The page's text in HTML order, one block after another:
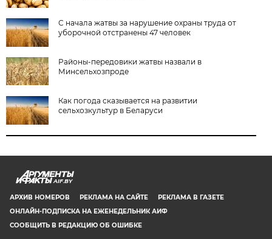
С начала жатвы за нарушение охраны труда от
уборочной отстранены 47 человек
Районы-передовики жатвы назвали в
Минсельхозпроде
Как погода сказывается на развитии
сельхозкультур в Беларуси
AIF.BY
АРХИВ НОМЕРОВ РЕКЛАМА НА САЙТЕ
РЕКЛАМА В ГАЗЕТЕ
ОНЛАЙН-ПОДПИСКА НА ЕЖЕНЕДЕЛЬНИК АИФ
СООБЩИТЬ В РЕДАКЦИЮ ОБ ОШИБКЕ